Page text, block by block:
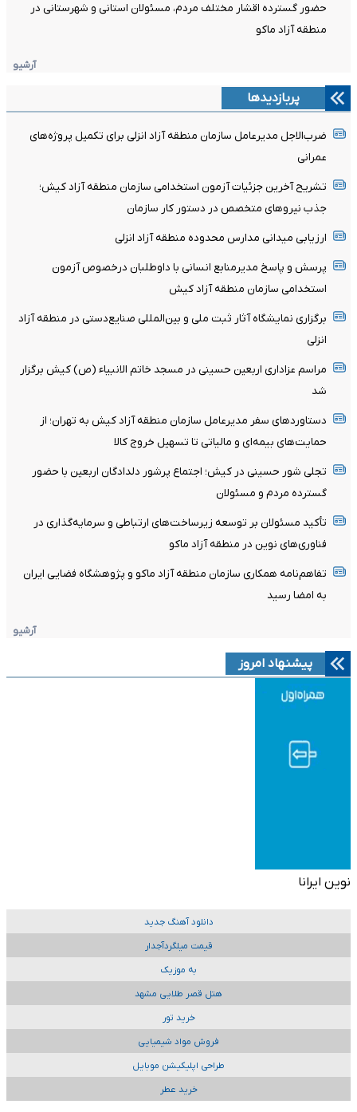
حضور گسترده اقشار مختلف مردم، مسئولان استانی و شهرستانی در
منطقه آزاد ماکو
آرشیو
پربازدیدها
ضرب‌الاجل مدیرعامل سازمان منطقه آزاد انزلی برای تکمیل پروژه‌های
عمرانی
تشریح آخرین جزئیات آزمون استخدامی سازمان منطقه آزاد کیش؛
جذب نیروهای متخصص در دستور کار سازمان
ارزیابی میدانی مدارس محدوده منطقه آزاد انزلی
پرسش و پاسخ مدیرمنابع انسانی با داوطلبان درخصوص آزمون
استخدامی سازمان منطقه آزاد کیش
برگزاری نمایشگاه آثار ثبت ملی و بین‌المللی صنایع‌دستی در منطقه آزاد
انزلی
مراسم عزاداری اربعین حسینی در مسجد خاتم ‌الانبیاء (ص) کیش برگزار
شد
دستاوردهای سفر مدیرعامل سازمان منطقه آزاد کیش به تهران؛ از
حمایت‌های بیمه‌ای و مالیاتی تا تسهیل خروج کالا
تجلی شور حسینی در کیش؛ اجتماع پرشور دلدادگان اربعین با حضور
گسترده مردم و مسئولان
تأکید مسئولان بر توسعه زیرساخت‌های ارتباطی و سرمایه‌گذاری در
فناوری‌های نوین در منطقه آزاد ماکو
تفاهم‌نامه همکاری سازمان منطقه آزاد ماکو و پژوهشگاه فضایی ایران
به امضا رسید
آرشیو
پیشنهاد امروز
نوین ایرانا
دانلود آهنگ جدید
قیمت میلگردآجدار
به موزیک
هتل قصر طلایی مشهد
خرید تور
فروش مواد شیمیایی
طراحی اپلیکیشن موبایل
خرید عطر